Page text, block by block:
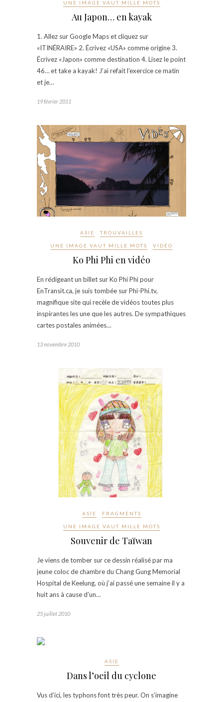
UNE IMAGE VAUT MILLE MOTS
Au Japon… en kayak
1. Allez sur Google Maps et cliquez sur
«ITINÉRAIRE» 2. Écrivez «USA» comme origine 3.
Écrivez «Japon» comme destination 4. Lisez le point
46… et take a kayak! J’ai refait l’exercice ce matin
et je…
19 février 2011
ASIE TROUVAILLES
UNE IMAGE VAUT MILLE MOTS VIDÉO
Ko Phi Phi en vidéo
En rédigeant un billet sur Ko Phi Phi pour
EnTransit.ca, je suis tombée sur Phi-Phi.tv,
magnifique site qui recèle de vidéos toutes plus
inspirantes les une que les autres. De sympathiques
cartes postales animées…
13 novembre 2010
ASIE FRAGMENTS
UNE IMAGE VAUT MILLE MOTS
Souvenir de Taïwan
Je viens de tomber sur ce dessin réalisé par ma
jeune coloc de chambre du Chang Gung Memorial
Hospital de Keelung, où j’ai passé une semaine il y a
huit ans à cause d’un…
25 juillet 2010
ASIE
Dans l’oeil du cyclone
Vus d’ici, les typhons font très peur. On s’imagine